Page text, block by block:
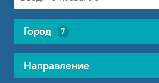
Город 7
Направление